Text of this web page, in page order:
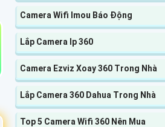
Camera Wifi Imou Báo Động
Lắp Camera Ip 360
Camera Ezviz Xoay 360 Trong Nhà
Lắp Camera 360 Dahua Trong Nhà
Top 5 Camera Wifi 360 Nên Mua